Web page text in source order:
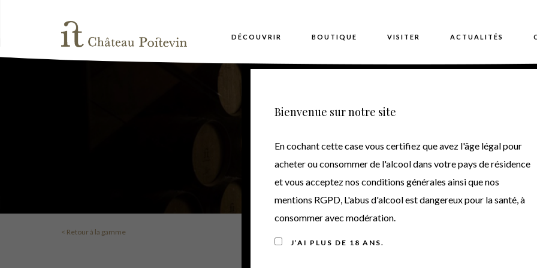
DÉCOUVRIR BOUTIQUE VISITER ACTUALITÉS
Poitevin Par Nature 2019
2019
< Retour à la gamme
Note de dégustation du vin
Bienvenue sur notre site
En cochant cette case vous certifiez que avez l'âge légal pour
acheter ou consommer de l'alcool dans votre pays de résidence
et vous acceptez nos conditions générales ainsi que nos
mentions RGPD, L'abus d'alcool est dangereux pour la santé, à
consommer avec modération.
J’AI PLUS DE 18 ANS.